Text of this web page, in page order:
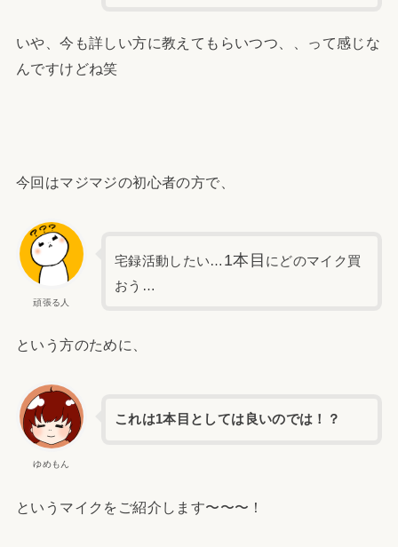
いや、今も詳しい方に教えてもらいつつ、、って感じな
んですけどね笑
今回はマジマジの初心者の方で、
頑張る人
宅録活動したい… 1本目 にどのマイク買
おう…
という方のために、
ゆめもん
これは1本目としては良いのでは！？
というマイクをご紹介します〜〜〜！